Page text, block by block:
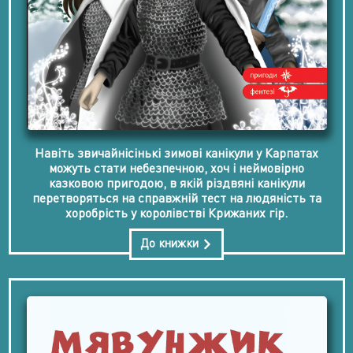
Навіть звичайнісінькі зимові канікули у Карпатах
можуть стати небезпечною, хоч і неймовірно
казковою пригодою, в якій різдвяні канікули
перетворяться на справжній тест на людяність та
хоробрість у королівстві Крижаних гір.
До книжки